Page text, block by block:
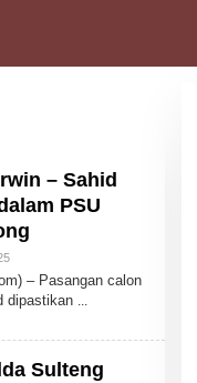
– Sahid
PSU
O
E
H
I
– Pasangan calon
dipastikan
Sulteng